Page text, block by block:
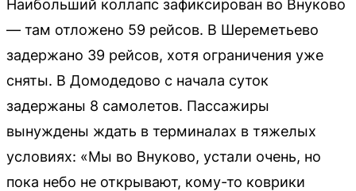
Наибольший коллапс зафиксирован во Внуково
— там отложено 59 рейсов. В Шереметьево
задержано 39 рейсов, хотя ограничения уже
сняты. В Домодедово с начала суток
задержаны 8 самолетов. Пассажиры
вынуждены ждать в терминалах в тяжелых
условиях: «Мы во Внуково, устали очень, но
пока небо не открывают, кому-то коврики